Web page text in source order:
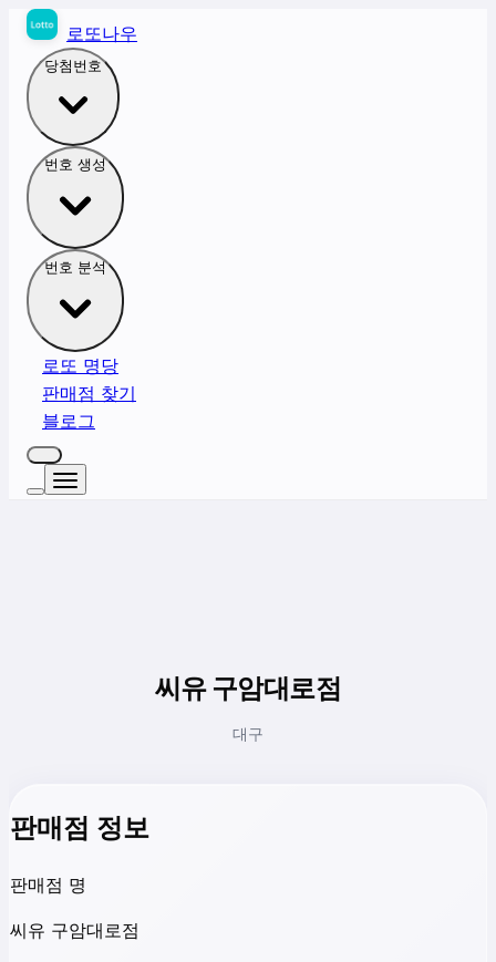
로또나우
당첨번호
번호 생성
번호 분석
로또 명당
판매점 찾기
블로그
씨유 구암대로점
대구
판매점 정보
판매점 명
씨유 구암대로점